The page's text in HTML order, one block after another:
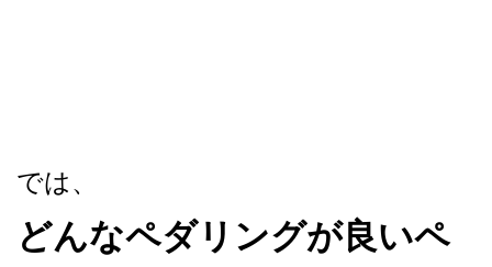
では、
どんなペダリングが良いペ